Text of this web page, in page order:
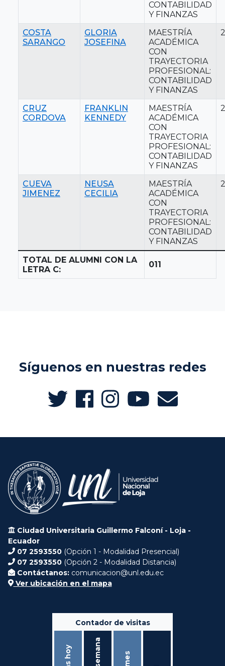
CONTABILIDAD
Y FINANZAS
COSTA
SARANGO
GLORIA
JOSEFINA
MAESTRÍA
ACADÉMICA
CON
TRAYECTORIA
PROFESIONAL:
CONTABILIDAD
Y FINANZAS
CRUZ
CORDOVA
FRANKLIN
KENNEDY
MAESTRÍA
ACADÉMICA
CON
TRAYECTORIA
PROFESIONAL:
CONTABILIDAD
Y FINANZAS
CUEVA
JIMENEZ
NEUSA
CECILIA
MAESTRÍA
ACADÉMICA
CON
TRAYECTORIA
PROFESIONAL:
CONTABILIDAD
Y FINANZAS
TOTAL DE ALUMNI CON LA
LETRA C:
011
Síguenos en nuestras redes
Ciudad Universitaria Guillermo Falconí - Loja -
Ecuador
07 2593550 (Opción 1 - Modalidad Presencial)
07 2593550 (Opción 2 - Modalidad Distancia)
Contáctanos: comunicacion@unl.edu.ec
Ver ubicación en el mapa
Contador de visitas